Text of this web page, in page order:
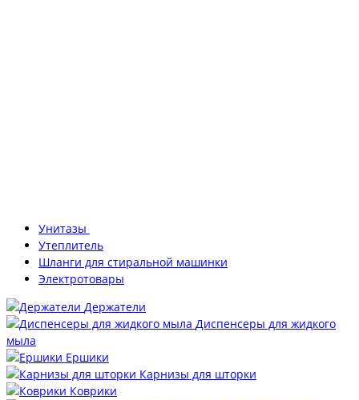
Унитазы
Утеплитель
Шланги для стиральной машинки
Электротовары
Держатели
Диспенсеры для жидкого
мыла
Ершики
Карнизы для шторки
Коврики